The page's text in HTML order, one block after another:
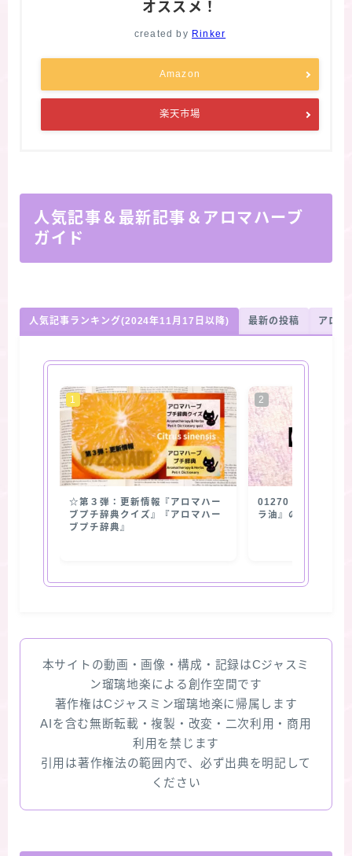
オススメ！
created by Rinker
Amazon
楽天市場
人気記事＆最新記事＆アロマハーブ
ガイド
人気記事ランキング(2024年11月17日以降) 最新の投稿 アロマ
☆第３弾：更新情報『アロマハー
ブプチ辞典クイズ』『アロマハー
ブプチ辞典』
01270【抽出部位】
ラ油』の使用部位
本サイトの動画・画像・構成・記録はCジャスミ
ン瑠璃地楽による創作空間です
著作権はCジャスミン瑠璃地楽に帰属します
AIを含む無断転載・複製・改変・二次利用・商用
利用を禁じます
引用は著作権法の範囲内で、必ず出典を明記して
ください